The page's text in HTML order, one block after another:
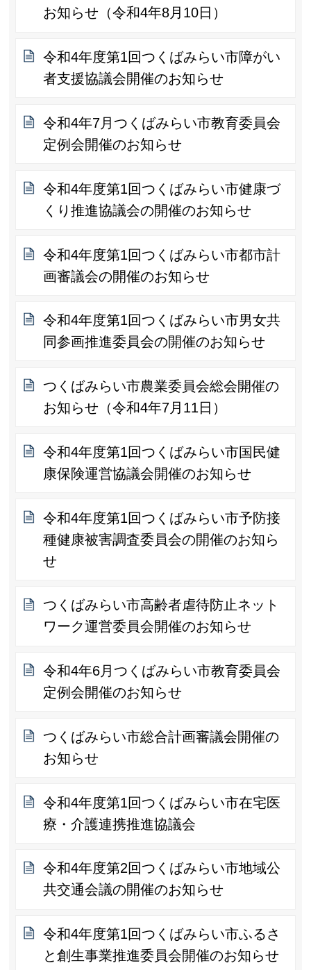
お知らせ（令和4年8月10日）
令和4年度第1回つくばみらい市障がい
者支援協議会開催のお知らせ
令和4年7月つくばみらい市教育委員会
定例会開催のお知らせ
令和4年度第1回つくばみらい市健康づ
くり推進協議会の開催のお知らせ
令和4年度第1回つくばみらい市都市計
画審議会の開催のお知らせ
令和4年度第1回つくばみらい市男女共
同参画推進委員会の開催のお知らせ
つくばみらい市農業委員会総会開催の
お知らせ（令和4年7月11日）
令和4年度第1回つくばみらい市国民健
康保険運営協議会開催のお知らせ
令和4年度第1回つくばみらい市予防接
種健康被害調査委員会の開催のお知ら
せ
つくばみらい市高齢者虐待防止ネット
ワーク運営委員会開催のお知らせ
令和4年6月つくばみらい市教育委員会
定例会開催のお知らせ
つくばみらい市総合計画審議会開催の
お知らせ
令和4年度第1回つくばみらい市在宅医
療・介護連携推進協議会
令和4年度第2回つくばみらい市地域公
共交通会議の開催のお知らせ
令和4年度第1回つくばみらい市ふるさ
と創生事業推進委員会開催のお知らせ